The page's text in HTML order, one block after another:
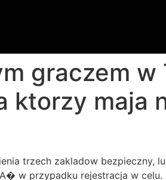
graczem
ktorzy maja
trzech zakladow bezpieczny,
w przypadku rejestracja w